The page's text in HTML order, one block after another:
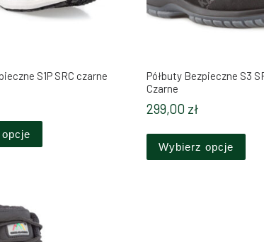
można wybrać na stronie produktu
S1P SRC czarne
Ten produkt ma wiele wariantów. Opcje można
Półbuty Bezpieczne S3
Czarne
299,00 zł
Wybierz opcje